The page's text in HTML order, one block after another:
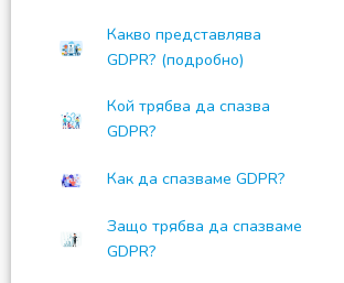
Какво представлява
GDPR? (подробно)
Кой трябва да спазва
GDPR?
Как да спазваме GDPR?
Защо трябва да спазваме
GDPR?